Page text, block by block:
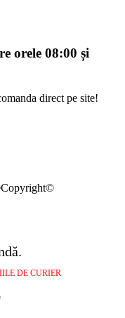
orele 08:00 și
direct pe site!
DE CURIER